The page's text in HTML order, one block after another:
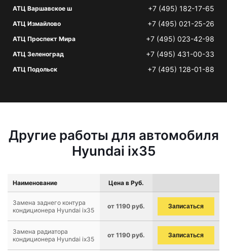
АТЦ Варшавское ш +7 (495) 182-17-65
АТЦ Измайлово +7 (495) 021-25-26
АТЦ Проспект Мира +7 (495) 023-42-98
АТЦ Зеленоград +7 (495) 431-00-33
АТЦ Подольск +7 (495) 128-01-88
Другие работы для автомобиля
Hyundai ix35
Наименование Цена в Руб.
Замена заднего контура
кондиционера Hyundai ix35
от 1190 руб. Записаться
Замена радиатора
кондиционера Hyundai ix35
от 1190 руб. Записаться